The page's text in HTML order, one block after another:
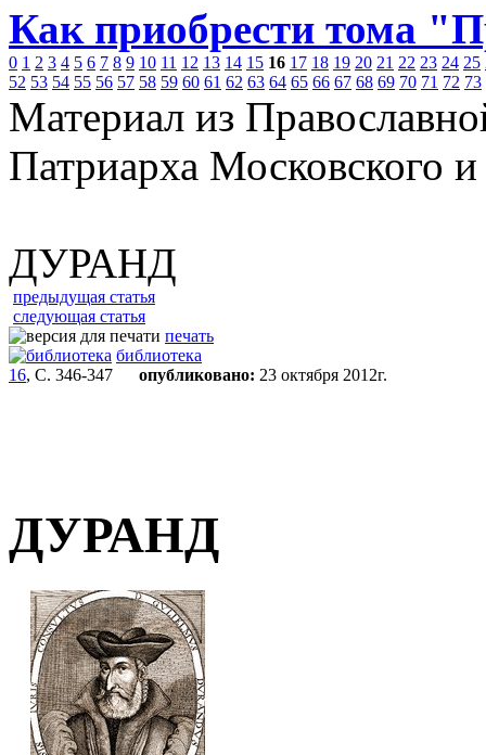
Как приобрести тома
0 1 2 3 4 5 6 7 8 9 10 11 12 13 14 15 16 17 18 19 20 21 22 23 24 25
52 53 54 55 56 57 58 59 60 61 62 63 64 65 66 67 68 69 70 71 72 73
Материал из
Патриарха Московского
ДУРАНД
предыдущая статья
следующая статья
печать
библиотека
16, С. 346-347 опубликовано: 23 октября 2012г.
ДУРАНД